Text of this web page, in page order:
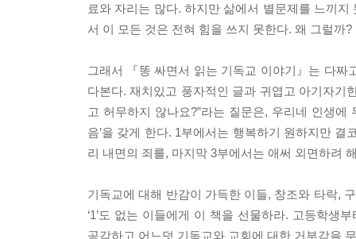
료와 자리는 많다. 하지만 삶에서 별문제를 느끼
서 이 모든 것은 전혀 힘을 쓰지 못한다. 왜 그럴까
그래서 『똥 싸면서 읽는 기독교 이야기』는 다
다본다. 재치있고 풍자적인 글과 귀엽고 아기자기
고 허무하지 않나요?”라는 질문은, 우리네 인생
음’을 갖게 한다. 1부에서는 행복하기 원하지만
리 내면의 죄를, 마지막 3부에서는 애써 외면하려
기독교에 대해 반감이 가득한 이들, 창조와 타락,
‘1’도 없는 이들에게 이 책을 선물하라. 고등학생
공감하고 어느덧 기독교와 교회에 대한 거부감을